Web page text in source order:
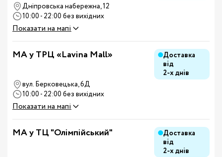
Дніпровська набережна, 12
10:00 - 22:00 без вихідних
Показати на мапі
MA у ТРЦ «Lavina Mall»
Доставка
від
2-х днів
вул. Берковецька, 6Д
10:00 - 22:00 без вихідних
Показати на мапі
MA у ТЦ "Олімпійський"
Доставка
від
2-х днів